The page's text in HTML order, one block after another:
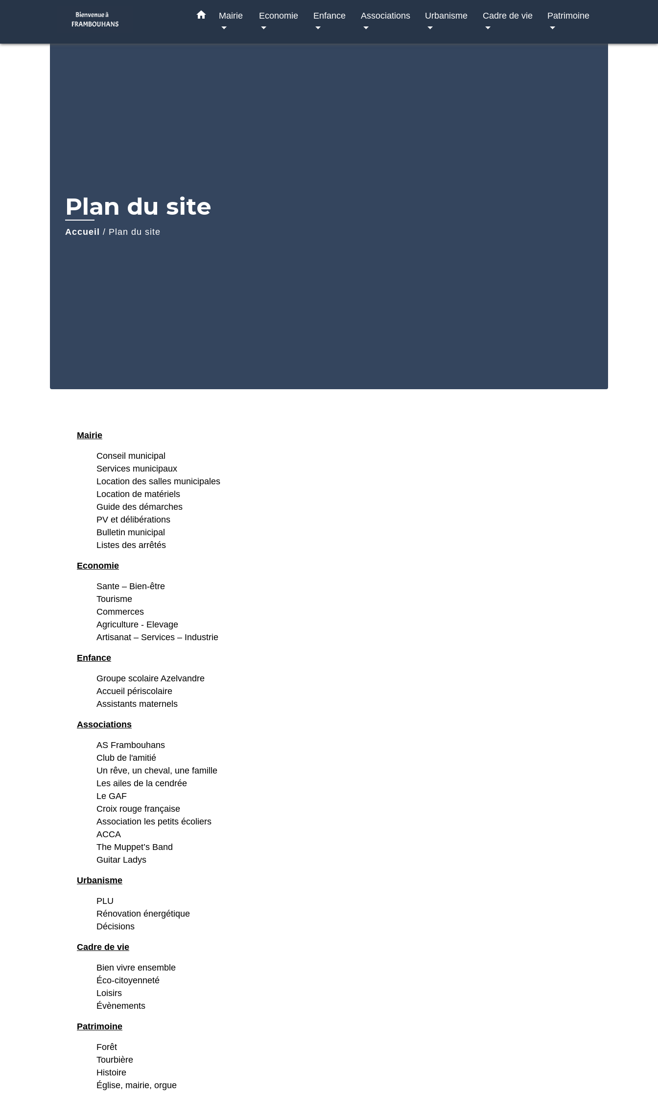
home Mairie Economie Enfance Associations Urbanisme Cadre de vie Patrimoine
Plan du site
Accueil / Plan du site
Mairie
Conseil municipal
Services municipaux
Location des salles municipales
Location de matériels
Guide des démarches
PV et délibérations
Bulletin municipal
Listes des arrêtés
Economie
Sante – Bien-être
Tourisme
Commerces
Agriculture - Elevage
Artisanat – Services – Industrie
Enfance
Groupe scolaire Azelvandre
Accueil périscolaire
Assistants maternels
Associations
AS Frambouhans
Club de l'amitié
Un rêve, un cheval, une famille
Les ailes de la cendrée
Le GAF
Croix rouge française
Association les petits écoliers
ACCA
The Muppet’s Band
Guitar Ladys
Urbanisme
PLU
Rénovation énergétique
Décisions
Cadre de vie
Bien vivre ensemble
Éco-citoyenneté
Loisirs
Évènements
Patrimoine
Forêt
Tourbière
Histoire
Église, mairie, orgue